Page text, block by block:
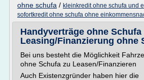
ohne schufa / kleinkredit ohne schufa und
sofortkredit ohne schufa ohne
Handyverträge ohne Schufa
Leasing/Finanzierung ohne
Bei uns besteht die Möglichkeit
ohne Schufa zu Leasen/Finanzieren
Auch Existenzgründer haben hier die